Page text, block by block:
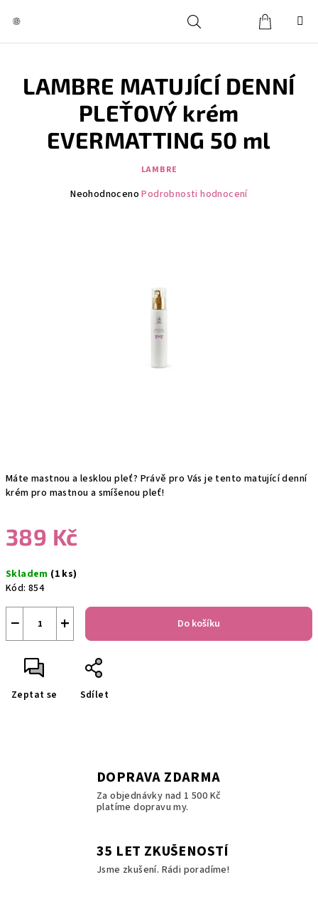
HledatPřihlášeníKošík
Máte mastnou a lesklou pleť? Právě pro Vás je tento matující denní
krém pro mastnou a smíšenou pleť!
389 Kč
cena:
Skladem (1 ks)
Kód: 854
+
− Do košíku
Zeptat se Sdílet
LAMBRE MATUJÍCÍ DENNÍ
PLEŤOVÝ krém
EVERMATTING 50 ml
LAMBRE
Průměrné
Neohodnoceno Podrobnosti hodnocení
DOPRAVA ZDARMA
Za objednávky nad 1 500 Kč
platíme dopravu my.
35 LET ZKUŠENOSTÍ
Jsme zkušení. Rádi poradíme!